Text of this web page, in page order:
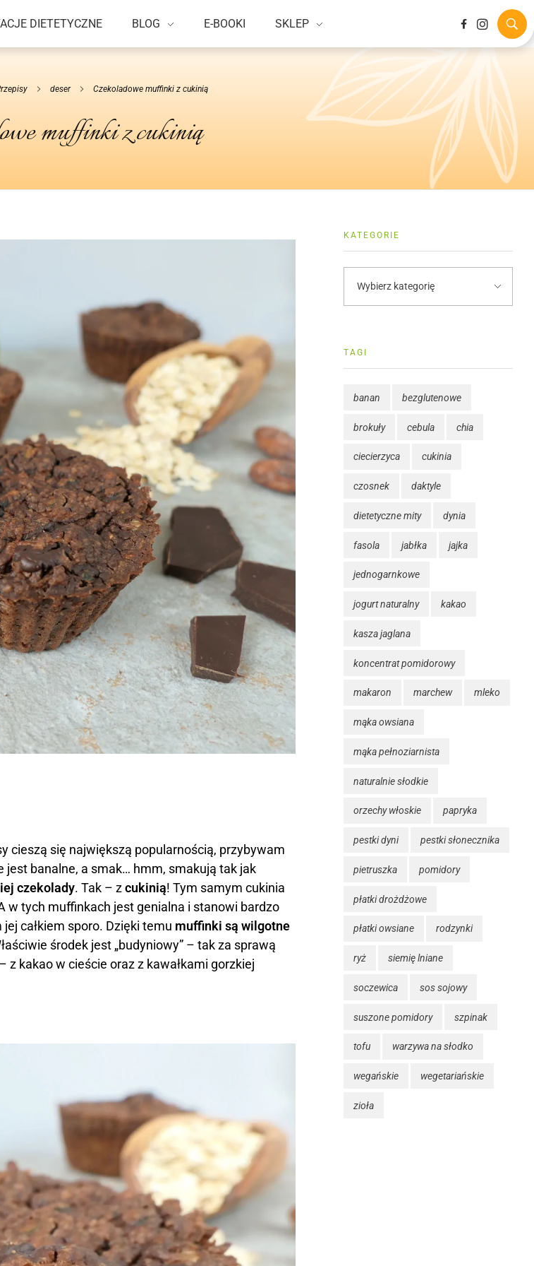
DIETETYCZNE BLOG E-BOOKI SKLEP
deser Czekoladowe muffinki z cukinią
muffinki z cukinią
cieszą się największą popularnością, przybywam
jest banalne, a smak… hmm, smakują tak jak
czekolady. Tak – zcukinią! Tym samym cukinia
w tych muffinkach jest genialna i stanowi bardzo
całkiem sporo. Dzięki temu muffinki są wilgotne
środek jest „budyniowy” – tak za sprawą
kakao w cieście oraz z kawałkami gorzkiej
KATEGORIE
TAGI
banan bezglutenowe
brokuły cebula chia
ciecierzyca cukinia
czosnek daktyle
dietetyczne mity dynia
fasola jabłka jajka
jednogarnkowe
jogurt naturalny kakao
kasza jaglana
koncentrat pomidorowy
makaron marchew mleko
mąka owsiana
mąka pełnoziarnista
naturalnie słodkie
orzechy włoskie papryka
pestki dyni pestki słonecznika
pietruszka pomidory
płatki drożdżowe
płatki owsiane rodzynki
ryż siemię lniane
soczewica sos sojowy
suszone pomidory szpinak
tofu warzywa na słodko
wegańskie wegetariańskie
zioła